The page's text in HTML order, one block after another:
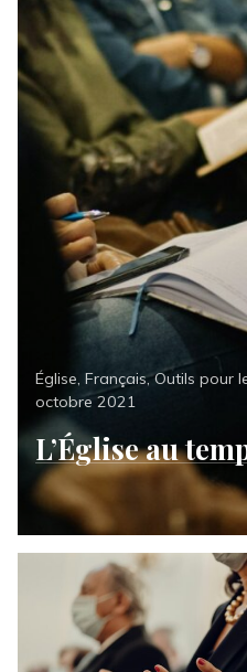
Categories
Église, Français,Outils pour
octobre 2021
L’Église au